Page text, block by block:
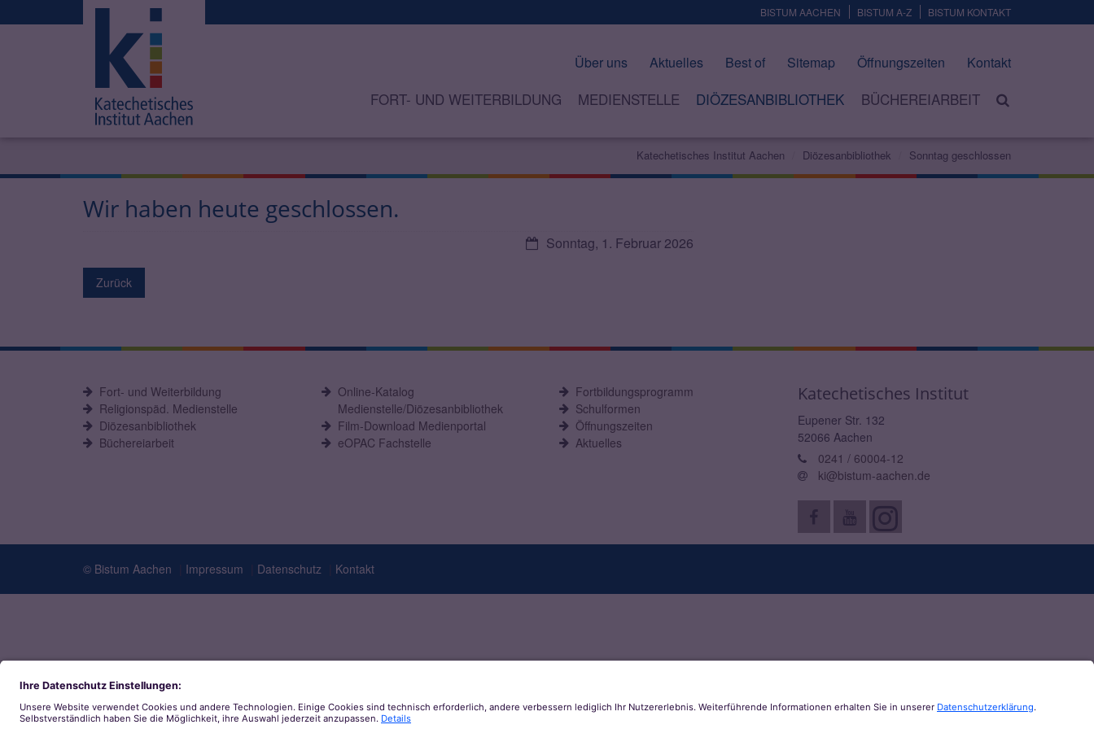
BISTUM AACHEN BISTUM A-Z BISTUM KONTAKT
Über uns Aktuelles Best of Sitemap Öffnungszeiten Kontakt
FORT- UND WEITERBILDUNG MEDIENSTELLE DIÖZESANBIBLIOTHEK BÜCHEREIARBEIT
Katechetisches Institut Aachen Diözesanbibliothek Sonntag geschlossen
Wir haben heute geschlossen.
Datum:Sonntag, 1. Februar 2026
Zurück
Fort- und Weiterbildung
Religionspäd. Medienstelle
Diözesanbibliothek
Büchereiarbeit
Online-Katalog
Medienstelle/Diözesanbibliothek
Film-Download Medienportal
eOPAC Fachstelle
Fortbildungsprogramm
Schulformen
Öffnungszeiten
Aktuelles
Katechetisches Institut
Eupener Str. 132
52066 Aachen
0241 / 60004-12
ki@bistum-aachen.de
© Bistum Aachen Impressum Datenschutz Kontakt